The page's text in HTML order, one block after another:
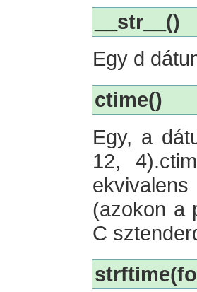
__str__()
Egy d
ctime()
Egy, a
12,
(azokon a
C